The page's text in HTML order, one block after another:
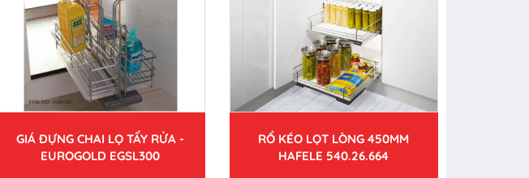
GIÁ ĐỰNG CHAI LỌ TẨY RỬA -
EUROGOLD EGSL300
RỔ KÉO LỌT LÒNG 450MM
HAFELE 540.26.664